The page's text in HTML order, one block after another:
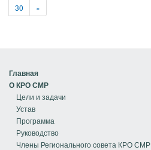
30
»
Главная
О КРО СМР
Цели и задачи
Устав
Программа
Руководство
Члены Регионального совета КРО СМР